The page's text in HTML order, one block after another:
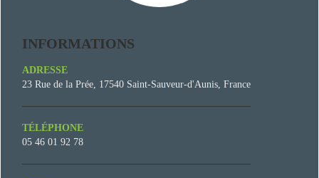
INFORMATIONS
ADRESSE
23 Rue de la Prée, 17540 Saint-Sauveur-d'Aunis, France
TÉLÉPHONE
05 46 01 92 78